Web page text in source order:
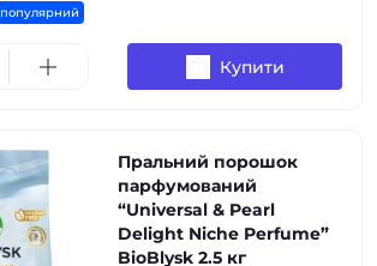
популярний
Купити
Пральний порошок
парфумований
“Universal & Pearl
Delight Niche Perfume”
BioBlysk 2.5 кг